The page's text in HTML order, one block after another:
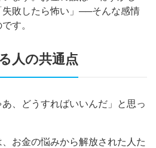
敗したら怖い」──そんな感情
す。
人の共通点
、どうすればいいんだ」と思っ
お金の悩みから解放された人た